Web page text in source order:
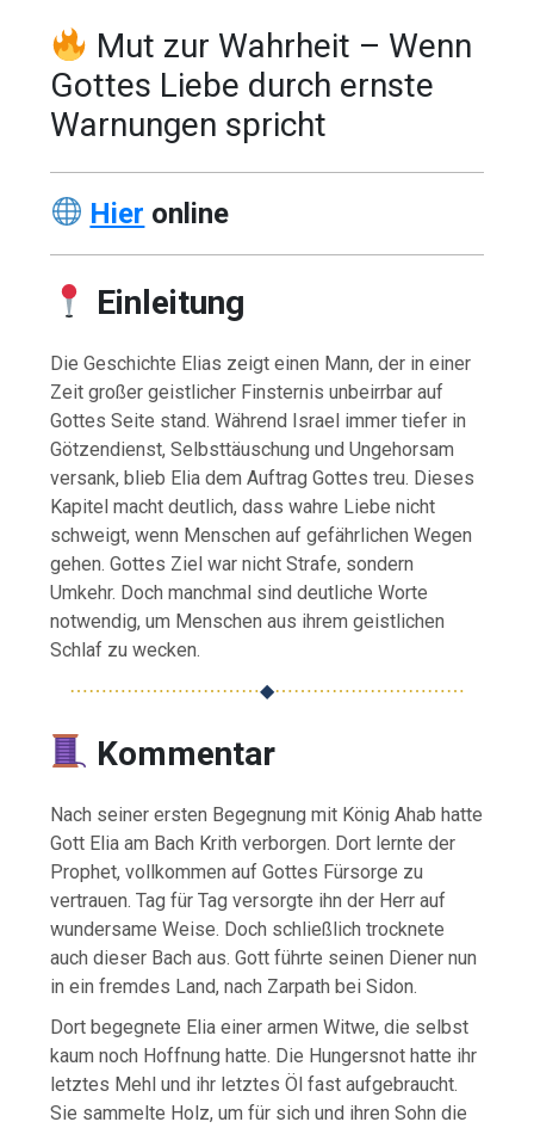
Mut zur Wahrheit – Wenn
Gottes Liebe durch ernste
Warnungen spricht
Hier online
Einleitung
Die Geschichte Elias zeigt einen Mann, der in einer
Zeit großer geistlicher Finsternis unbeirrbar auf
Gottes Seite stand. Während Israel immer tiefer in
Götzendienst, Selbsttäuschung und Ungehorsam
versank, blieb Elia dem Auftrag Gottes treu. Dieses
Kapitel macht deutlich, dass wahre Liebe nicht
schweigt, wenn Menschen auf gefährlichen Wegen
gehen. Gottes Ziel war nicht Strafe, sondern
Umkehr. Doch manchmal sind deutliche Worte
notwendig, um Menschen aus ihrem geistlichen
Schlaf zu wecken.
⋯⋯⋯⋯⋯⋯⋯⋯⋯⋯◆⋯⋯⋯⋯⋯⋯⋯⋯⋯⋯
Kommentar
Nach seiner ersten Begegnung mit König Ahab hatte
Gott Elia am Bach Krith verborgen. Dort lernte der
Prophet, vollkommen auf Gottes Fürsorge zu
vertrauen. Tag für Tag versorgte ihn der Herr auf
wundersame Weise. Doch schließlich trocknete
auch dieser Bach aus. Gott führte seinen Diener nun
in ein fremdes Land, nach Zarpath bei Sidon.
Dort begegnete Elia einer armen Witwe, die selbst
kaum noch Hoffnung hatte. Die Hungersnot hatte ihr
letztes Mehl und ihr letztes Öl fast aufgebraucht.
Sie sammelte Holz, um für sich und ihren Sohn die